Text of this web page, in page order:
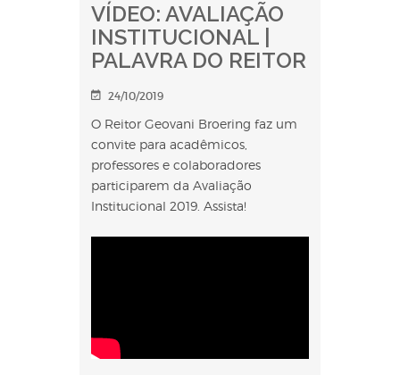
VÍDEO: AVALIAÇÃO
INSTITUCIONAL |
PALAVRA DO REITOR
24/10/2019
O Reitor Geovani Broering faz um
convite para acadêmicos,
professores e colaboradores
participarem da Avaliação
Institucional 2019. Assista!